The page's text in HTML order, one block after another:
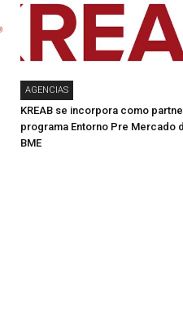
AGENCIAS
KREAB se incorpora como
programa Entorno Pre Mercado
BME